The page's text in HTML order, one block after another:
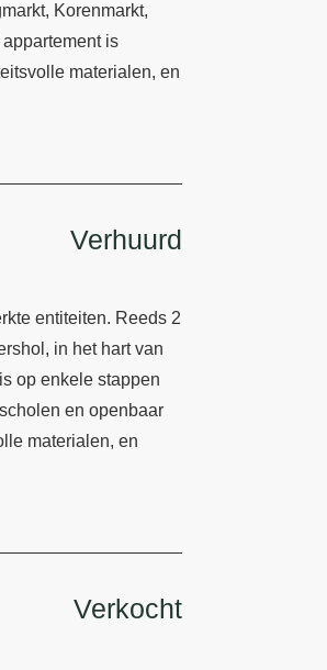
Korenmarkt,
is
materialen, en
Verhuurd
entiteiten. Reeds 2
in het hart van
op enkele stappen
en openbaar
materialen, en
Verkocht